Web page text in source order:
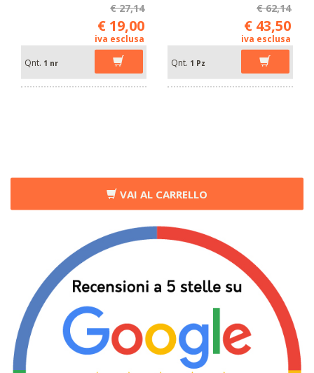
VAI AL CARRELLO
€ 27,14
€ 19,00
iva esclusa
Qnt. 1 nr
€ 62,14
€ 43,50
iva esclusa
Qnt. 1 Pz